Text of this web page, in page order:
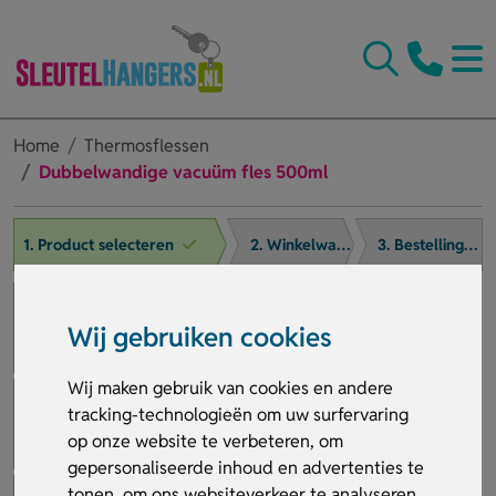
Wij gebruiken cookies
Wij maken gebruik van cookies en andere
tracking-technologieën om uw surfervaring
op onze website te verbeteren, om
gepersonaliseerde inhoud en advertenties te
Home
Thermosflessen
Dubbelwandige vacuüm fles 500ml
1. Product selecteren 2. Winkelwagen 3. Bestelling afronden